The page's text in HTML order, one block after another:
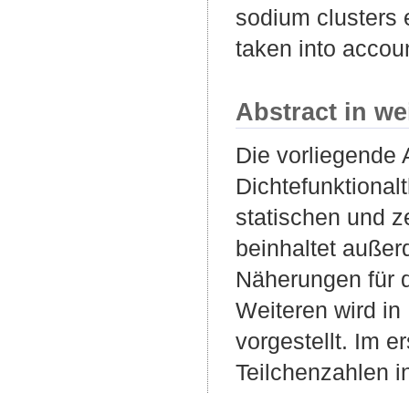
sodium clusters
taken into
Abstract in
Die vorliegende
statischen und
beinhaltet
Näherungen für
Weiteren wird
vorgestellt. Im
Teilchenzahlen